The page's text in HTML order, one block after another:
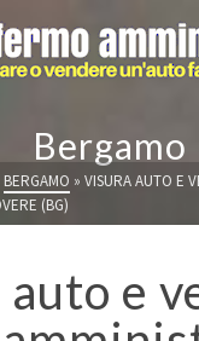
Bergamo
BERGAMO » VISURA AUTO E
(BG)
e